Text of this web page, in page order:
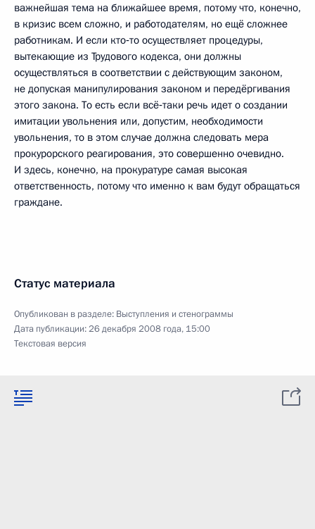
важнейшая тема на ближайшее время, потому что, конечно,
в кризис всем сложно, и работодателям, но ещё сложнее
работникам. И если кто‑то осуществляет процедуры,
вытекающие из Трудового кодекса, они должны
осуществляться в соответствии с действующим законом,
не допуская манипулирования законом и передёргивания
этого закона. То есть если всё‑таки речь идет о создании
имитации увольнения или, допустим, необходимости
увольнения, то в этом случае должна следовать мера
прокурорского реагирования, это совершенно очевидно.
И здесь, конечно, на прокуратуре самая высокая
ответственность, потому что именно к вам будут обращаться
граждане.
Статус материала
Опубликован в разделе: Выступления и стенограммы
Дата публикации:26 декабря 2008 года, 15:00
Текстовая версия